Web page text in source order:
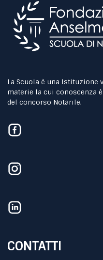
La Scuola è una Istituzione
materie la cui conoscenza
del concorso Notarile.
CONTATTI